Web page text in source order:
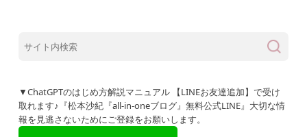
▼ChatGPTのはじめ方解説マニュアル 【LINEお友達追加】で受け
取れます♪『松本沙紀『all-in-oneブログ』無料公式LINE』大切な情
報を見逃さないためにご登録をお願いします。